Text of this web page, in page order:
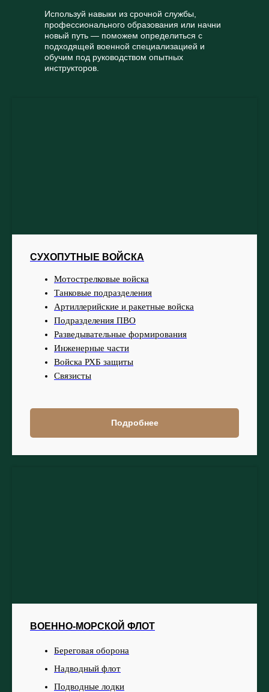
Используй навыки из срочной службы,
профессионального образования или начни
новый путь — поможем определиться с
подходящей военной специализацией и
обучим под руководством опытных
инструкторов.
СУХОПУТНЫЕ ВОЙСКА
Мотострелковые войска
Танковые подразделения
Артиллерийские и ракетные войска
Подразделения ПВО
Разведывательные формирования
Инженерные части
Войска РХБ защиты
Связисты
Подробнее
ВОЕННО-МОРСКОЙ ФЛОТ
Береговая оборона
Надводный флот
Подводные лодки